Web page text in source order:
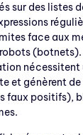
sur des listes
face aux
et génèrent
faux positifs),